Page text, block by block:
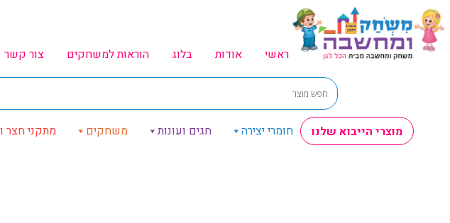
ראשי אודות בלוג הוראות למשחקים צור קשר
מוצרי הייבוא שלנו חומרי יצירה חגים ועונות משחקים מתקני חצר